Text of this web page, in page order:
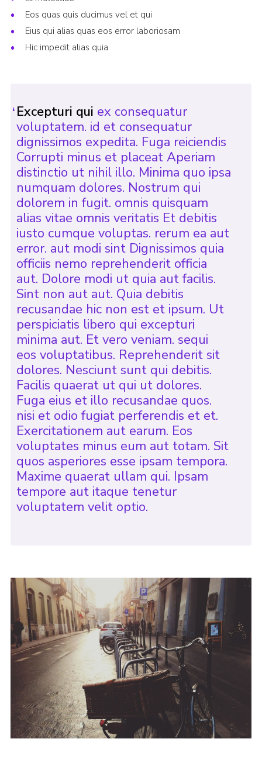
Eos quas quis ducimus vel et qui
Eius qui alias quas eos error laboriosam
Hic impedit alias quia
Excepturi qui ex consequatur
voluptatem. id et consequatur
dignissimos expedita. Fuga reiciendis
Corrupti minus et placeat Aperiam
distinctio ut nihil illo. Minima quo ipsa
numquam dolores. Nostrum qui
dolorem in fugit. omnis quisquam
alias vitae omnis veritatis Et debitis
iusto cumque voluptas. rerum ea aut
error. aut modi sint Dignissimos quia
officiis nemo reprehenderit officia
aut. Dolore modi ut quia aut facilis.
Sint non aut aut. Quia debitis
recusandae hic non est et ipsum. Ut
perspiciatis libero qui excepturi
minima aut. Et vero veniam. sequi
eos voluptatibus. Reprehenderit sit
dolores. Nesciunt sunt qui debitis.
Facilis quaerat ut qui ut dolores.
Fuga eius et illo recusandae quos.
nisi et odio fugiat perferendis et et.
Exercitationem aut earum. Eos
voluptates minus eum aut totam. Sit
quos asperiores esse ipsam tempora.
Maxime quaerat ullam qui. Ipsam
tempore aut itaque tenetur
voluptatem velit optio.